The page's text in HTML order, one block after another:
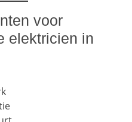
voor
elektricien in